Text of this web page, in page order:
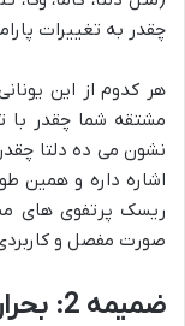
چقدر به تغییرات
هر کدوم از این
مشتقه شما چقدر با
نشون می ده دلتا
اشاره داره و همین
ریسک پرتفوی های
صورت مفصل و
ضمیمه 2: بحران مالی 2008 آمریکا